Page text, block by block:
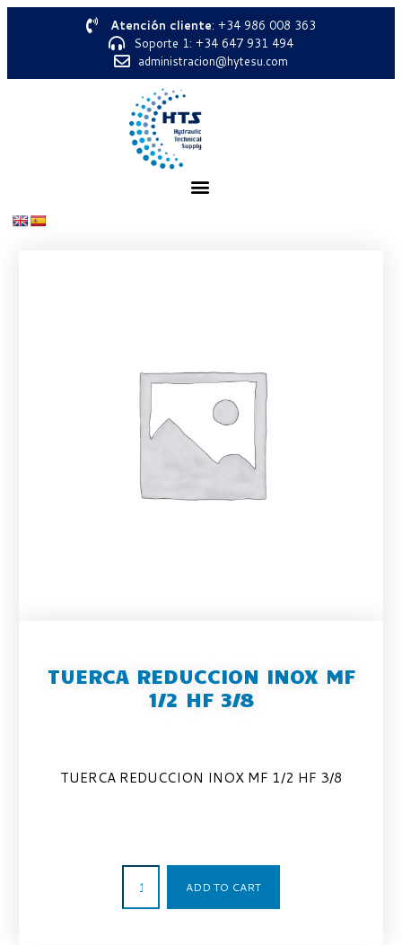
Atención cliente: +34 986 008 363
Soporte 1: +34 647 931 494
administracion@hytesu.com
TUERCA REDUCCION INOX MF
1/2 HF 3/8
TUERCA REDUCCION INOX MF 1/2 HF 3/8
ADD TO CART